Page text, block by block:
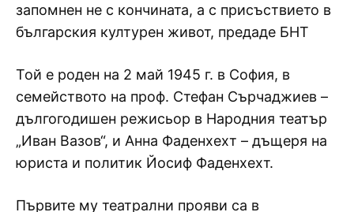
запомнен не с кончината, а с присъствието в
българския културен живот, предаде БНТ
Той е роден на 2 май 1945 г. в София, в
семейството на проф. Стефан Сърчаджиев –
дългогодишен режисьор в Народния театър
„Иван Вазов“, и Анна Фаденхехт – дъщеря на
юриста и политик Йосиф Фаденхехт.
Първите му театрални прояви са в